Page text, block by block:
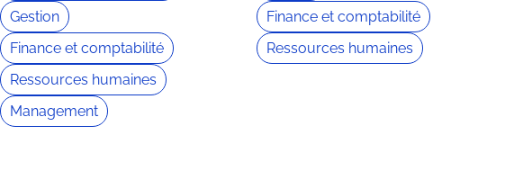
Gestion
Finance et comptabilité
Ressources humaines
Management
Finance et comptabilité
Ressources humaines